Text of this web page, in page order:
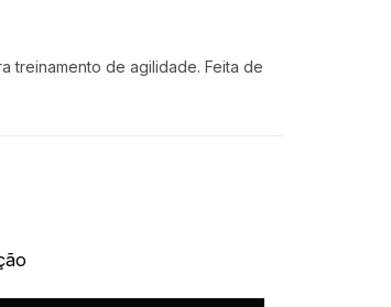
treinamento de agilidade. Feita de